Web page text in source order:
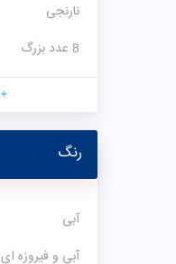
نارنجی
8 عدد بزرگ
رنگ
آبی
آبی و فیروزه ای